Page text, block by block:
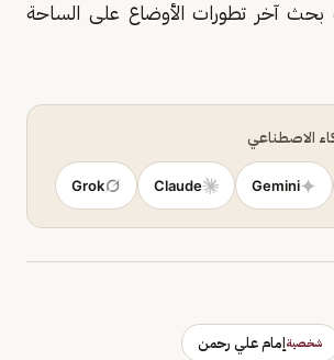
بحث آخر تطورات الأوضاع على الساحة
الاصطناعي
Gemini
Claude
Grok
شخصيةإمام علي رحمن